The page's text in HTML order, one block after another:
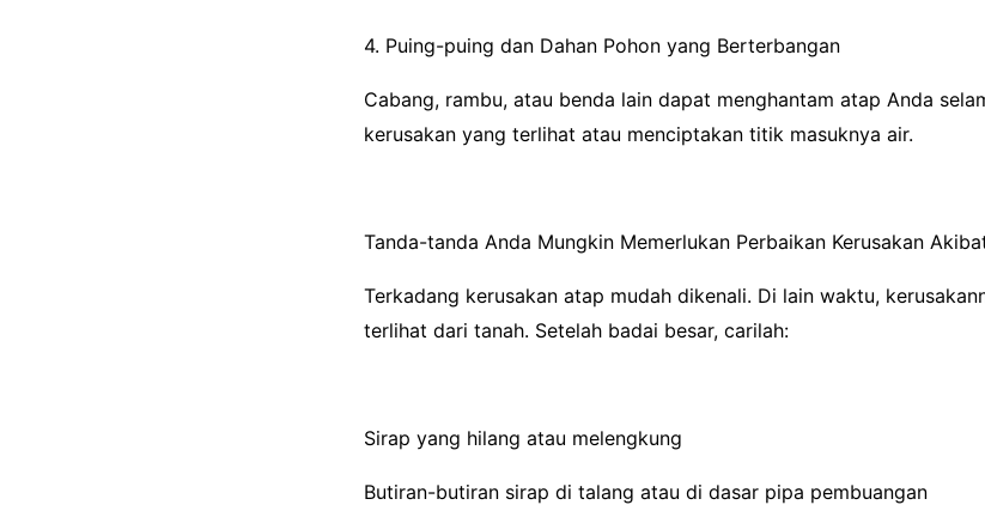
4. Puing-puing dan Dahan Pohon yang Berterbangan
Cabang, rambu, atau benda lain dapat menghantam atap Anda
kerusakan yang terlihat atau menciptakan titik masuknya air.
Tanda-tanda Anda Mungkin Memerlukan Perbaikan Kerusakan
Terkadang kerusakan atap mudah dikenali. Di lain waktu,
terlihat dari tanah. Setelah badai besar, carilah:
Sirap yang hilang atau melengkung
Butiran-butiran sirap di talang atau di dasar pipa pembuangan